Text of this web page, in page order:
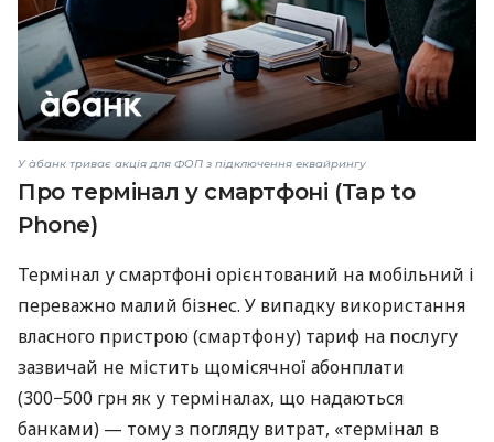
У àбанк триває акція для ФОП з підключення еквайрингу
Про термінал у смартфоні (Tap to
Phone)
Термінал у смартфоні орієнтований на мобільний і
переважно малий бізнес. У випадку використання
власного пристрою (смартфону) тариф на послугу
зазвичай не містить щомісячної абонплати
(300−500 грн як у терміналах, що надаються
банками) — тому з погляду витрат, «термінал в